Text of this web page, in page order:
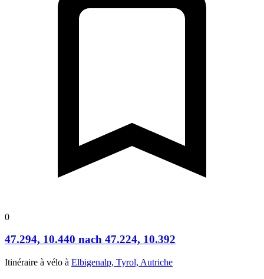
0
47.294, 10.440 nach 47.224, 10.392
Itinéraire à vélo à Elbigenalp, Tyrol, Autriche